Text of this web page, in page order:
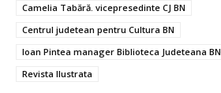
Camelia Tabără. vicepresedinte CJ BN
Centrul judetean pentru Cultura BN
Ioan Pintea manager Biblioteca Judeteana BN
Revista Ilustrata